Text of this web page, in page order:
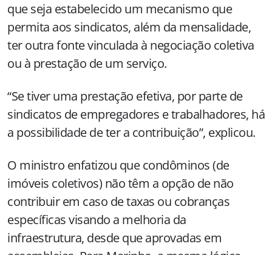
que seja estabelecido um mecanismo que
permita aos sindicatos, além da mensalidade,
ter outra fonte vinculada à negociação coletiva
ou à prestação de um serviço.
“Se tiver uma prestação efetiva, por parte de
sindicatos de empregadores e trabalhadores, há
a possibilidade de ter a contribuição”, explicou.
O ministro enfatizou que condôminos (de
imóveis coletivos) não têm a opção de não
contribuir em caso de taxas ou cobranças
específicas visando a melhoria da
infraestrutura, desde que aprovadas em